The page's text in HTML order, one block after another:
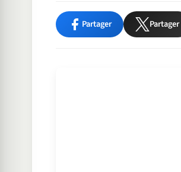
Partager Partager